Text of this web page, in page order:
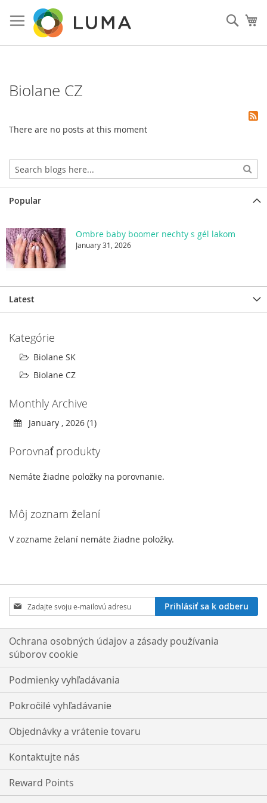
na
obsah
Biolane CZ
There are no posts at this moment
Popular
Ombre baby boomer nechty s gél lakom
January 31, 2026
Latest
Kategórie
Biolane SK
Biolane CZ
Monthly Archive
January , 2026 (1)
Porovnať produkty
Nemáte žiadne položky na porovnanie.
Môj zoznam želaní
V zozname želaní nemáte žiadne položky.
Zaregistrujte
sa
na
odber
noviniek:
Prihlásiť sa k odberu
Ochrana osobných údajov a zásady používania
súborov cookie
Podmienky vyhľadávania
Pokročilé vyhľadávanie
Objednávky a vrátenie tovaru
Kontaktujte nás
Reward Points